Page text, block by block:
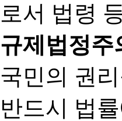
로서 법령
규제법정주
국민의 권
반드시 법